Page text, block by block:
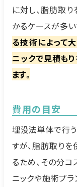
に対し、脂肪取
かるケースが多い
る技術によって
ニックで見積も
ます。
費用の目安
埋没法単体で行
すが、脂肪取り
るため、その分
ニックや施術プ